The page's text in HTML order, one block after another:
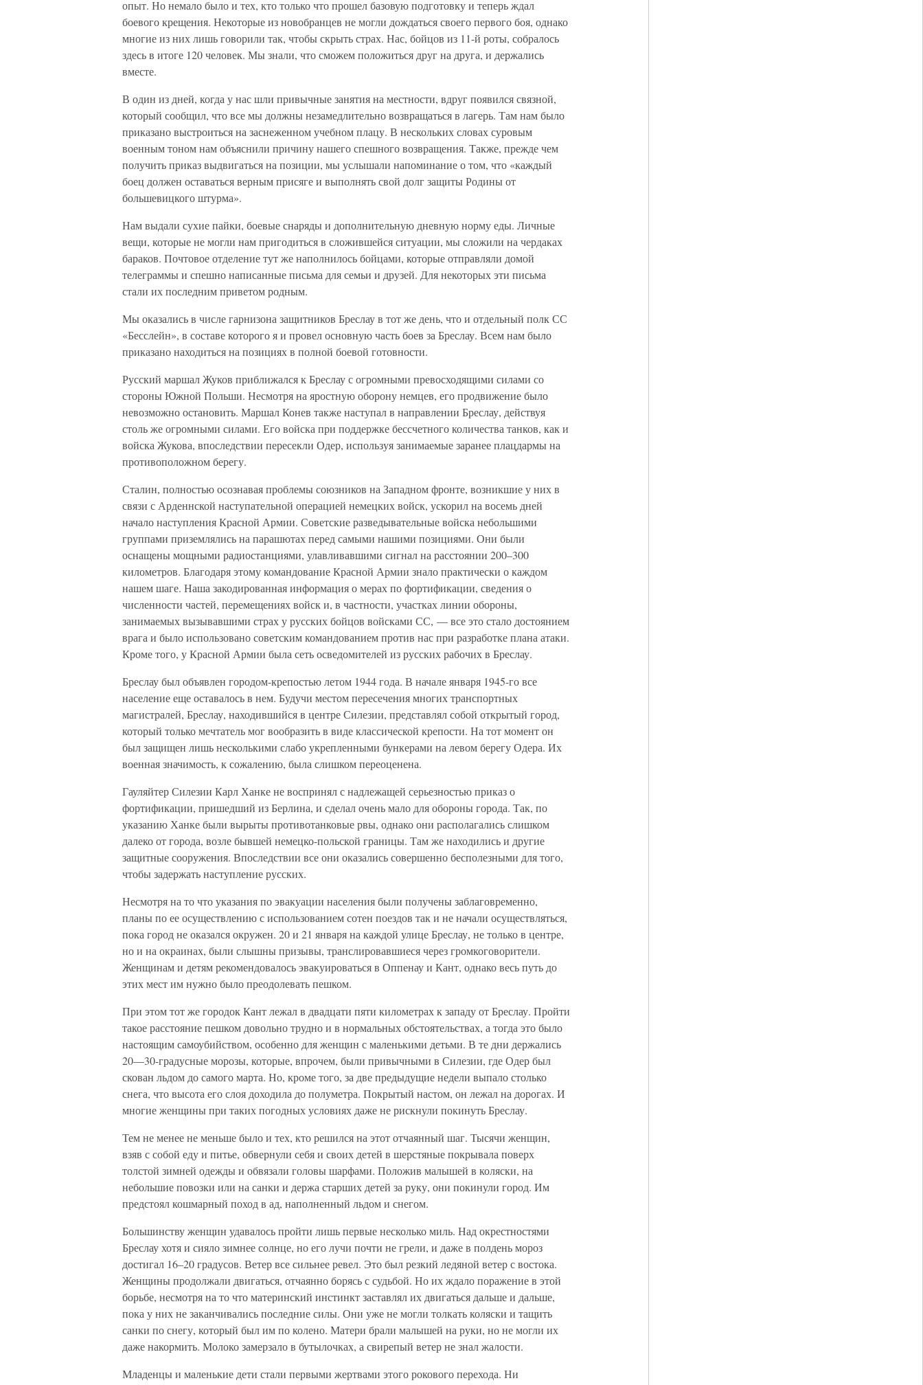
опыт. Но немало было и тех, кто только что прошел базовую подготовку и теперь ждал
боевого крещения. Некоторые из новобранцев не могли дождаться своего первого боя, однако
многие из них лишь говорили так, чтобы скрыть страх. Нас, бойцов из 11-й роты, собралось
здесь в итоге 120 человек. Мы знали, что сможем положиться друг на друга, и держались
вместе.
В один из дней, когда у нас шли привычные занятия на местности, вдруг появился связной,
который сообщил, что все мы должны незамедлительно возвращаться в лагерь. Там нам было
приказано выстроиться на заснеженном учебном плацу. В нескольких словах суровым
военным тоном нам объяснили причину нашего спешного возвращения. Также, прежде чем
получить приказ выдвигаться на позиции, мы услышали напоминание о том, что «каждый
боец должен оставаться верным присяге и выполнять свой долг защиты Родины от
большевицкого штурма».
Нам выдали сухие пайки, боевые снаряды и дополнительную дневную норму еды. Личные
вещи, которые не могли нам пригодиться в сложившейся ситуации, мы сложили на чердаках
бараков. Почтовое отделение тут же наполнилось бойцами, которые отправляли домой
телеграммы и спешно написанные письма для семьи и друзей. Для некоторых эти письма
стали их последним приветом родным.
Мы оказались в числе гарнизона защитников Бреслау в тот же день, что и отдельный полк СС
«Бесслейн», в составе которого я и провел основную часть боев за Бреслау. Всем нам было
приказано находиться на позициях в полной боевой готовности.
Русский маршал Жуков приближался к Бреслау с огромными превосходящими силами со
стороны Южной Польши. Несмотря на яростную оборону немцев, его продвижение было
невозможно остановить. Маршал Конев также наступал в направлении Бреслау, действуя
столь же огромными силами. Его войска при поддержке бессчетного количества танков, как и
войска Жукова, впоследствии пересекли Одер, используя занимаемые заранее плацдармы на
противоположном берегу.
Сталин, полностью осознавая проблемы союзников на Западном фронте, возникшие у них в
связи с Арденнской наступательной операцией немецких войск, ускорил на восемь дней
начало наступления Красной Армии. Советские разведывательные войска небольшими
группами приземлялись на парашютах перед самыми нашими позициями. Они были
оснащены мощными радиостанциями, улавливавшими сигнал на расстоянии 200–300
километров. Благодаря этому командование Красной Армии знало практически о каждом
нашем шаге. Наша закодированная информация о мерах по фортификации, сведения о
численности частей, перемещениях войск и, в частности, участках линии обороны,
занимаемых вызывавшими страх у русских бойцов войсками СС, — все это стало достоянием
врага и было использовано советским командованием против нас при разработке плана атаки.
Кроме того, у Красной Армии была сеть осведомителей из русских рабочих в Бреслау.
Бреслау был объявлен городом-крепостью летом 1944 года. В начале января 1945-го все
население еще оставалось в нем. Будучи местом пересечения многих транспортных
магистралей, Бреслау, находившийся в центре Силезии, представлял собой открытый город,
который только мечтатель мог вообразить в виде классической крепости. На тот момент он
был защищен лишь несколькими слабо укрепленными бункерами на левом берегу Одера. Их
военная значимость, к сожалению, была слишком переоценена.
Гауляйтер Силезии Карл Ханке не воспринял с надлежащей серьезностью приказ о
фортификации, пришедший из Берлина, и сделал очень мало для обороны города. Так, по
указанию Ханке были вырыты противотанковые рвы, однако они располагались слишком
далеко от города, возле бывшей немецко-польской границы. Там же находились и другие
защитные сооружения. Впоследствии все они оказались совершенно бесполезными для того,
чтобы задержать наступление русских.
Несмотря на то что указания по эвакуации населения были получены заблаговременно,
планы по ее осуществлению с использованием сотен поездов так и не начали осуществляться,
пока город не оказался окружен. 20 и 21 января на каждой улице Бреслау, не только в центре,
но и на окраинах, были слышны призывы, транслировавшиеся через громкоговорители.
Женщинам и детям рекомендовалось эвакуироваться в Оппенау и Кант, однако весь путь до
этих мест им нужно было преодолевать пешком.
При этом тот же городок Кант лежал в двадцати пяти километрах к западу от Бреслау. Пройти
такое расстояние пешком довольно трудно и в нормальных обстоятельствах, а тогда это было
настоящим самоубийством, особенно для женщин с маленькими детьми. В те дни держались
20—30-градусные морозы, которые, впрочем, были привычными в Силезии, где Одер был
скован льдом до самого марта. Но, кроме того, за две предыдущие недели выпало столько
снега, что высота его слоя доходила до полуметра. Покрытый настом, он лежал на дорогах. И
многие женщины при таких погодных условиях даже не рискнули покинуть Бреслау.
Тем не менее не меньше было и тех, кто решился на этот отчаянный шаг. Тысячи женщин,
взяв с собой еду и питье, обвернули себя и своих детей в шерстяные покрывала поверх
толстой зимней одежды и обвязали головы шарфами. Положив малышей в коляски, на
небольшие повозки или на санки и держа старших детей за руку, они покинули город. Им
предстоял кошмарный поход в ад, наполненный льдом и снегом.
Большинству женщин удавалось пройти лишь первые несколько миль. Над окрестностями
Бреслау хотя и сияло зимнее солнце, но его лучи почти не грели, и даже в полдень мороз
достигал 16–20 градусов. Ветер все сильнее ревел. Это был резкий ледяной ветер с востока.
Женщины продолжали двигаться, отчаянно борясь с судьбой. Но их ждало поражение в этой
борьбе, несмотря на то что материнский инстинкт заставлял их двигаться дальше и дальше,
пока у них не заканчивались последние силы. Они уже не могли толкать коляски и тащить
санки по снегу, который был им по колено. Матери брали малышей на руки, но не могли их
даже накормить. Молоко замерзало в бутылочках, а свирепый ветер не знал жалости.
Младенцы и маленькие дети стали первыми жертвами этого рокового перехода. Ни